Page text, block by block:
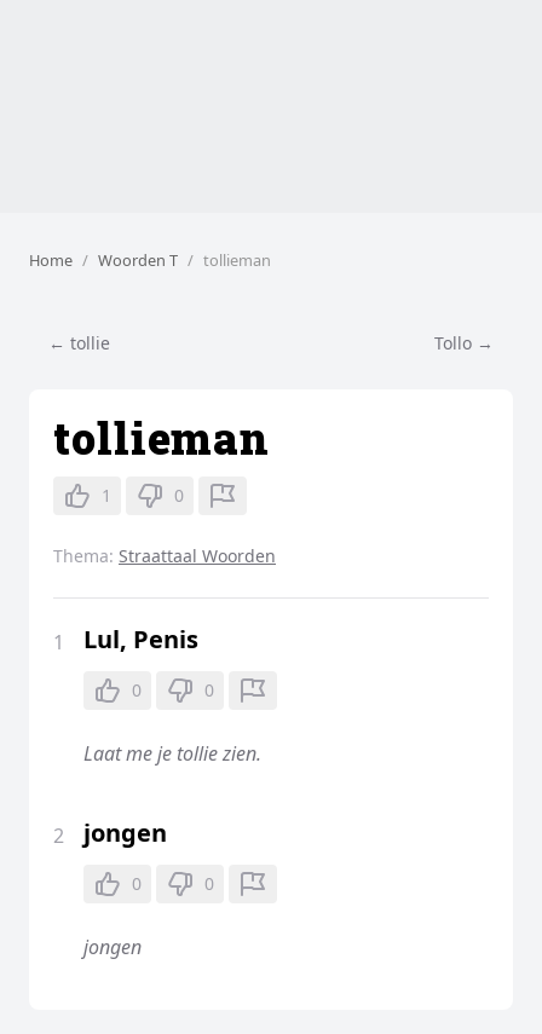
Home Woorden T tollieman
← tollie Tollo →
tollieman
1 0
Thema: Straattaal Woorden
1 Lul, Penis
0 0
Laat me je tollie zien.
2 jongen
0 0
jongen